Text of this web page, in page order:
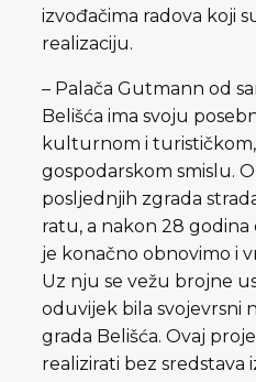
izvođačima radova koji
realizaciju.
– Palača Gutmann od
Belišća ima svoju
kulturnom i
gospodarskom smislu.
posljednjih zgrada
ratu, a nakon 28 godina
je konačno obnovimo i
Uz nju se vežu brojne
oduvijek bila svojevrsni
grada Belišća. Ovaj
realizirati bez sredstava